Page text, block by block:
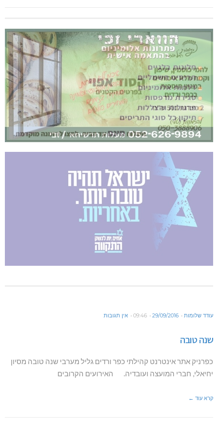
עודד שלומות 29/09/2016
09:46 אין תגובות
שנה טובה
כפרניק אתר אינטרנט קהילתי כפר ורדים גליל מערבי שנה טובה מסיון
יחיאלי, חברי המועצה ועובדיה. האירועים הקרובים
קרא עוד ←